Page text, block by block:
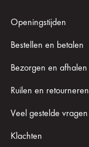
Openingstijden
Bestellen en betalen
Bezorgen en afhalen
Ruilen en retourneren
Veel gestelde vragen
Klachten